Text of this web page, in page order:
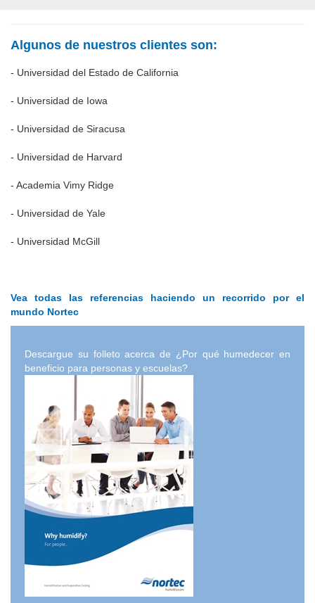
Algunos de nuestros clientes son:
- Universidad del Estado de California
- Universidad de Iowa
- Universidad de Siracusa
- Universidad de Harvard
- Academia Vimy Ridge
- Universidad de Yale
- Universidad McGill
Vea todas las referencias haciendo un recorrido por el
mundo Nortec
Descargue su folleto acerca de ¿Por qué humedecer en
beneficio para personas y escuelas?